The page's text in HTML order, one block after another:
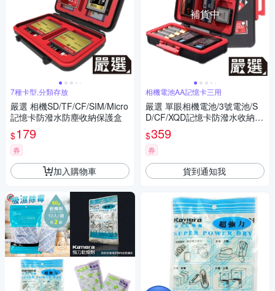
7種卡型,分類存放
嚴選 相機SD/TF/CF/SIM/Micro
記憶卡防潑水防塵收納保護盒
$179
券
加入購物車
補貨中
相機電池AA記憶卡三用
嚴選 單眼相機電池/3號電池/S
D/CF/XQD記憶卡防潑水收納保
護盒
$359
券
貨到通知我